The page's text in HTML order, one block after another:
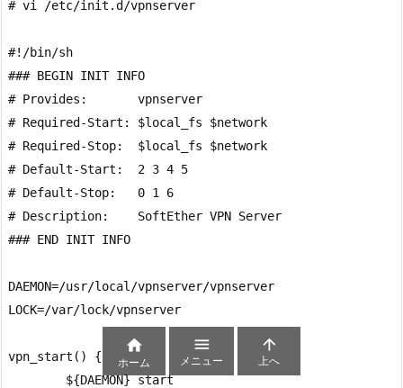
# vi /etc/init.d/vpnserver
#!/bin/sh
### BEGIN INIT INFO
# Provides:       vpnserver
# Required-Start: $local_fs $network
# Required-Stop:  $local_fs $network
# Default-Start:  2 3 4 5
# Default-Stop:   0 1 6
# Description:    SoftEther VPN Server
### END INIT INFO
DAEMON=/usr/local/vpnserver/vpnserver
LOCK=/var/lock/vpnserver
vpn_start() {
${DAEMON} start

ホーム

メニュー

上へ